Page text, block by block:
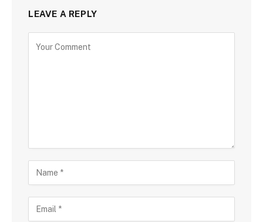
LEAVE A REPLY